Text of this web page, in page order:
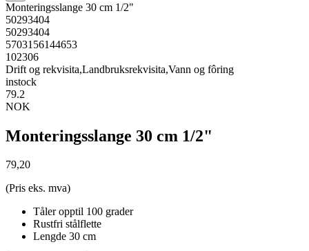
Monteringsslange 30 cm 1/2"
50293404
50293404
5703156144653
102306
Drift og rekvisita,Landbruksrekvisita,Vann og fôring
instock
79.2
NOK
Monteringsslange 30 cm 1/2"
79,20
(Pris eks. mva)
Tåler opptil 100 grader
Rustfri stålflette
Lengde 30 cm